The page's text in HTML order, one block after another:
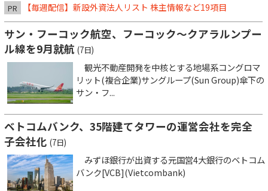
PR 【毎週配信】新設外資法人リスト 株主情報など19項目
サン・フーコック航空、フーコック～クアラルンプー
ル線を9月就航 (7日)
観光不動産開発を中核とする地場系コングロマ
リット(複合企業)サングループ(Sun Group)傘下の
サン・フ...
ベトコムバンク、35階建てタワーの運営会社を完全
子会社化 (7日)
みずほ銀行が出資する元国営4大銀行のベトコム
バンク[VCB](Vietcombank)